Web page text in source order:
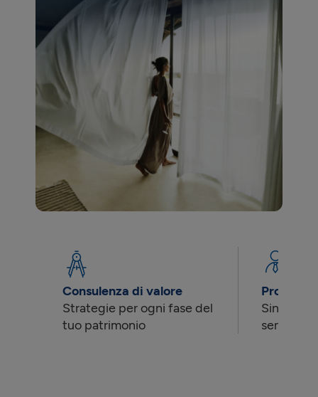
Consulenza di valore
Strategie per ogni fase del
tuo patrimonio
Singoli o
sempre il